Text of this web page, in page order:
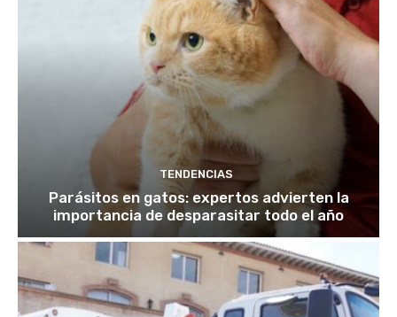
TENDENCIAS
Parásitos en gatos: expertos advierten la
importancia de desparasitar todo el año